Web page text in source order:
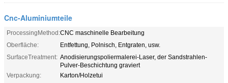
Cnc-Aluminiumteile
ProcessingMethod:CNC maschinelle Bearbeitung
Oberfläche:
Entfettung, Polnisch, Entgraten, usw.
SurfaceTreatment: Anodisierungspoliermalerei-Laser, der Sandstrahlen-
Pulver-Beschichtung graviert
Verpackung:
Karton/Holzetui